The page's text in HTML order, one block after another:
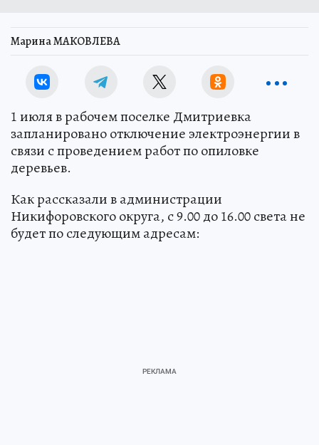
Марина МАКОВЛЕВА
1 июля в рабочем поселке Дмитриевка
запланировано отключение электроэнергии в
связи с проведением работ по опиловке
деревьев.
Как рассказали в администрации
Никифоровского округа, с 9.00 до 16.00 света не
будет по следующим адресам: